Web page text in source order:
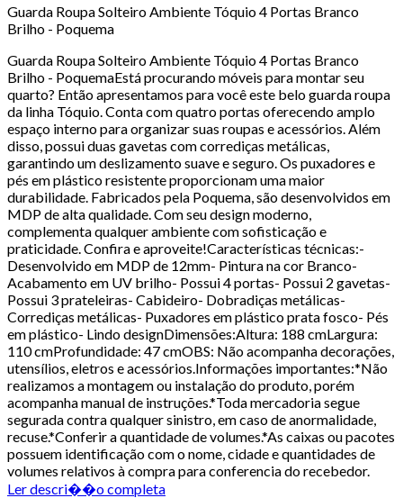
Guarda Roupa Solteiro Ambiente Tóquio 4 Portas Branco
Brilho - Poquema
Guarda Roupa Solteiro Ambiente Tóquio 4 Portas Branco
Brilho - PoquemaEstá procurando móveis para montar seu
quarto? Então apresentamos para você este belo guarda roupa
da linha Tóquio. Conta com quatro portas oferecendo amplo
espaço interno para organizar suas roupas e acessórios. Além
disso, possui duas gavetas com corrediças metálicas,
garantindo um deslizamento suave e seguro. Os puxadores e
pés em plástico resistente proporcionam uma maior
durabilidade. Fabricados pela Poquema, são desenvolvidos em
MDP de alta qualidade. Com seu design moderno,
complementa qualquer ambiente com sofisticação e
praticidade. Confira e aproveite!Características técnicas:-
Desenvolvido em MDP de 12mm- Pintura na cor Branco-
Acabamento em UV brilho- Possui 4 portas- Possui 2 gavetas-
Possui 3 prateleiras- Cabideiro- Dobradiças metálicas-
Corrediças metálicas- Puxadores em plástico prata fosco- Pés
em plástico- Lindo designDimensões:Altura: 188 cmLargura:
110 cmProfundidade: 47 cmOBS: Não acompanha decorações,
utensílios, eletros e acessórios.Informações importantes:*Não
realizamos a montagem ou instalação do produto, porém
acompanha manual de instruções.*Toda mercadoria segue
segurada contra qualquer sinistro, em caso de anormalidade,
recuse.*Conferir a quantidade de volumes.*As caixas ou pacotes
possuem identificação com o nome, cidade e quantidades de
volumes relativos à compra para conferencia do recebedor.
Ler descri��o completa